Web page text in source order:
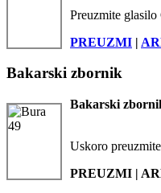
Preuzmite
PREUZMI |
Bakarski zbornik
Bakarski
Uskoro
PREUZMI |